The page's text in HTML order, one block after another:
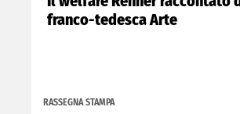
franco-tedesca Arte
RASSEGNA STAMPA